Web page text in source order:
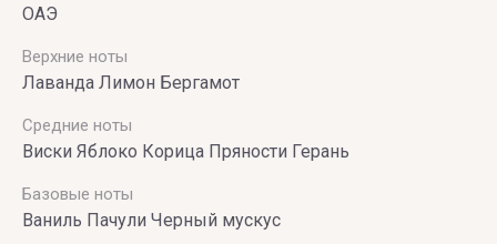
ОАЭ
Верхние ноты
Лаванда Лимон Бергамот
Средние ноты
Виски Яблоко Корица Пряности Герань
Базовые ноты
Ваниль Пачули Черный мускус